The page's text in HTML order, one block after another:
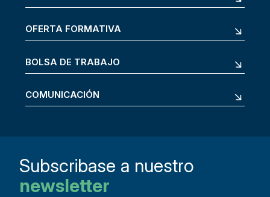
OFERTA FORMATIVA
BOLSA DE TRABAJO
COMUNICACIÓN
Subscribase a nuestro
newsletter